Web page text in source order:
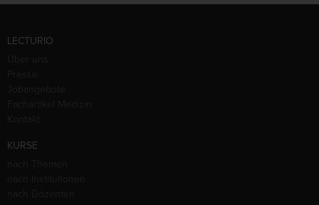
LECTURIO
KURSE